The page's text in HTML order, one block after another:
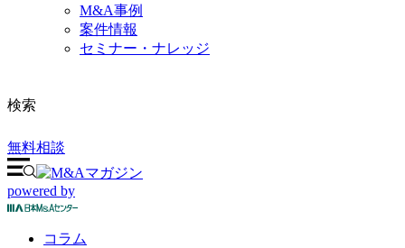
M&A事例
案件情報
セミナー・ナレッジ
検索
無料相談
powered by
コラム